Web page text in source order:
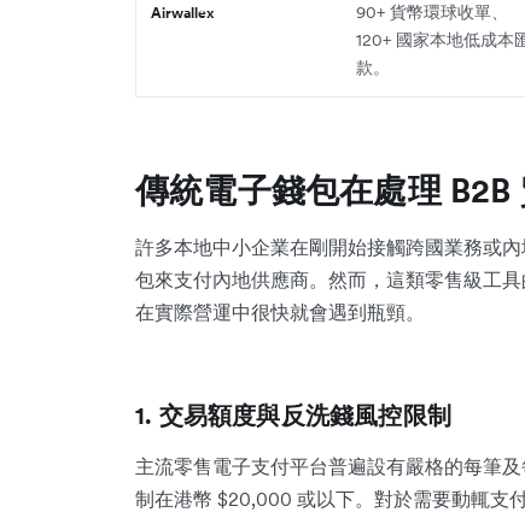
Airwallex
90+ 貨幣環球收單、
120+ 國家本地低成本
款。
傳統電子錢包在處理 B2B
許多本地中小企業在剛開始接觸跨國業務或
包來支付內地供應商。然而，這類零售級工
在實際營運中很快就會遇到瓶頸。
1. 交易額度與反洗錢風控限制
主流零售電子支付平台普遍設有嚴格的每筆
制在港幣 $20,000 或以下。對於需要動輒支